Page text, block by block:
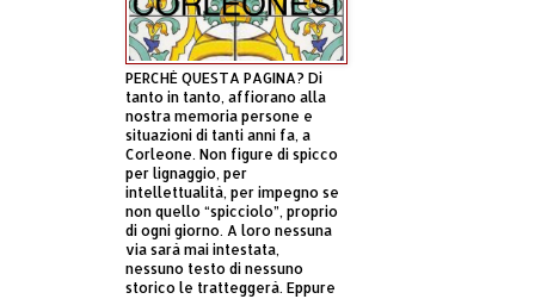
PERCHÈ QUESTA PAGINA? Di
tanto in tanto, affiorano alla
nostra memoria persone e
situazioni di tanti anni fa, a
Corleone. Non figure di spicco
per lignaggio, per
intellettualità, per impegno se
non quello “spicciolo”, proprio
di ogni giorno. A loro nessuna
via sarà mai intestata,
nessuno testo di nessuno
storico le tratteggerà. Eppure